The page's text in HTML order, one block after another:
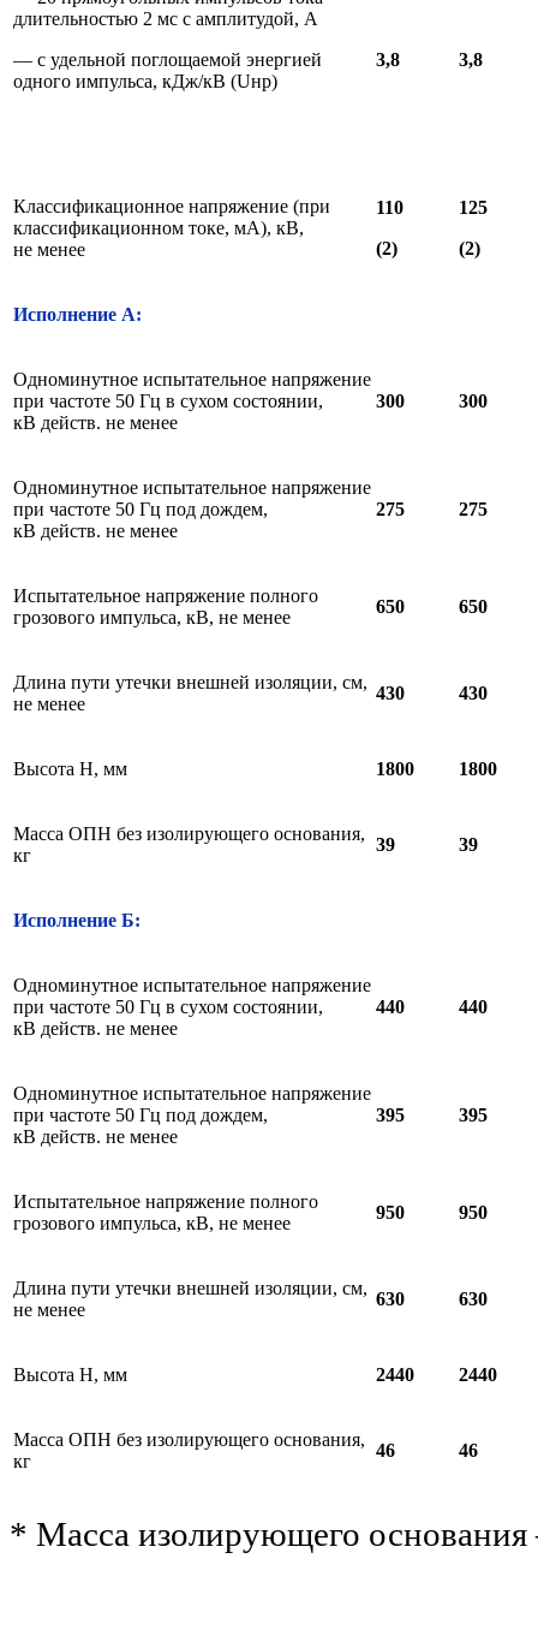
длительностью 2 мс с амплитудой, А
— с удельной поглощаемой энергией
одного импульса, кДж/кВ (Uнр)
3,8 3,8
Классификационное напряжение (при
классификационном токе, мА), кВ,
не менее
110
(2)
125
(2)
Исполнение А:
Одноминутное испытательное напряжение
при частоте 50 Гц в сухом состоянии,
кВ действ. не менее
300 300
Одноминутное испытательное напряжение
при частоте 50 Гц под дождем,
кВ действ. не менее
275 275
Испытательное напряжение полного
грозового импульса, кВ, не менее
650 650
Длина пути утечки внешней изоляции, см,
не менее
430 430
Высота Н, мм 1800 1800
Масса ОПН без изолирующего основания,
кг
39 39
Исполнение Б:
Одноминутное испытательное напряжение
при частоте 50 Гц в сухом состоянии,
кВ действ. не менее
440 440
Одноминутное испытательное напряжение
при частоте 50 Гц под дождем,
кВ действ. не менее
395 395
Испытательное напряжение полного
грозового импульса, кВ, не менее
950 950
Длина пути утечки внешней изоляции, см,
не менее
630 630
Высота Н, мм 2440 2440
Масса ОПН без изолирующего основания,
кг
46 46
* Масса изолирующего основания